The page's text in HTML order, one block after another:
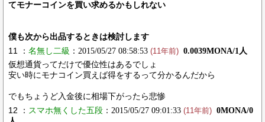
てモナーコインを買い求めるかもしれない
僕も次から出品するときは検討します
11 ： 名無し二級 ：2015/05/27 08:58:53 (11年前) 0.0039MONA/1人
仮想通貨ってだけで優位性はあるでしょ
安い時にモナコイン買えば得をするって分かるんだから
でもちょうど入金後に相場下がったら悲惨
12 ： スマホ無くした五段 ：2015/05/27 09:01:33 (11年前) 0MONA/0